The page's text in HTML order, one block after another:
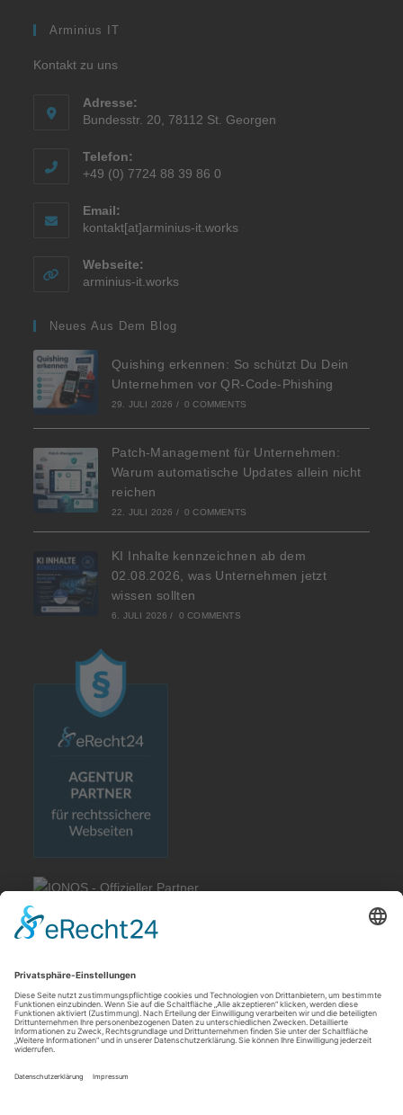
Arminius IT
Kontakt zu uns
Adresse:
Bundesstr. 20, 78112 St. Georgen
Telefon:
+49 (0) 7724 88 39 86 0
Email:
kontakt[at]arminius-it.works
Webseite:
arminius-it.works
Neues Aus Dem Blog
Quishing erkennen: So schützt Du Dein
Unternehmen vor QR-Code-Phishing
29. JULI 2026 / 0 COMMENTS
Patch-Management für Unternehmen:
Warum automatische Updates allein nicht
reichen
22. JULI 2026 / 0 COMMENTS
KI Inhalte kennzeichnen ab dem
02.08.2026, was Unternehmen jetzt
wissen sollten
6. JULI 2026 / 0 COMMENTS
Rechtliches
Allgemeine Geschäftsbedingungen
Impressum
Datenschutzerklärung
Cookie-Einstellungen